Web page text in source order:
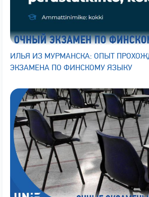
ИЛЬЯ ИЗ МУРМАНСКА: ОПЫТ
ЭКЗАМЕНА ПО ФИНСКОМУ ЯЗЫКУ